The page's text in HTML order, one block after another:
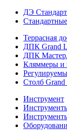
ДЭ
Террасная
ДПК Grand
ДПК
Кляммеры и
Столб
Инструмент